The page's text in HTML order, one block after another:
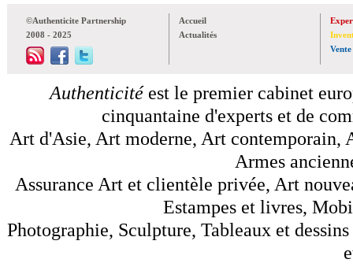
©Authenticite Partnership
2008 - 2025
Accueil
Actualités
Vente
Authenticitéest le premier cabinet
cinquantaine d'experts et de
Art d'Asie, Art moderne, Art contemporain,
Armes
Assurance Art et clientèle privée, Art
Estampes et livres,
Photographie, Sculpture, Tableaux et